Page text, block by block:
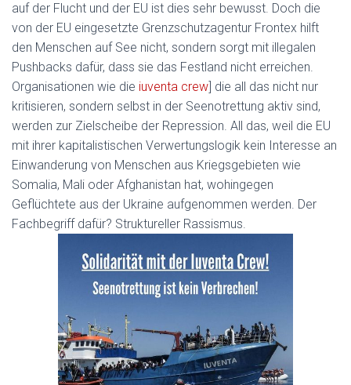
auf der Flucht und der EU ist dies sehr bewusst. Doch die
von der EU eingesetzte Grenzschutzagentur Frontex hilft
den Menschen auf See nicht, sondern sorgt mit illegalen
Pushbacks dafür, dass sie das Festland nicht erreichen.
Organisationen wie die iuventa crew] die all das nicht nur
kritisieren, sondern selbst in der Seenotrettung aktiv sind,
werden zur Zielscheibe der Repression. All das, weil die EU
mit ihrer kapitalistischen Verwertungslogik kein Interesse an
Einwanderung von Menschen aus Kriegsgebieten wie
Somalia, Mali oder Afghanistan hat, wohingegen
Geflüchtete aus der Ukraine aufgenommen werden. Der
Fachbegriff dafür? Struktureller Rassismus.